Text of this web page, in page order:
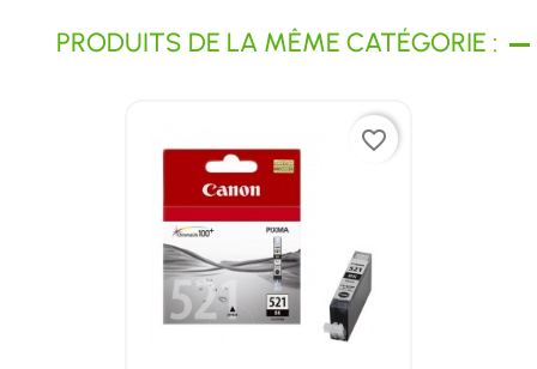
PRODUITS DE LA MÊME CATÉGORIE :
favorite_border